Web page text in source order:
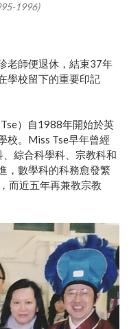
1996)
老師便退休，結束37年
學校留下的重要印記
）自1988年開始於英
校。Miss Tse早年曾經
綜合科學科、宗教科和
，數學科的科務愈發繁
而近五年再兼教宗教